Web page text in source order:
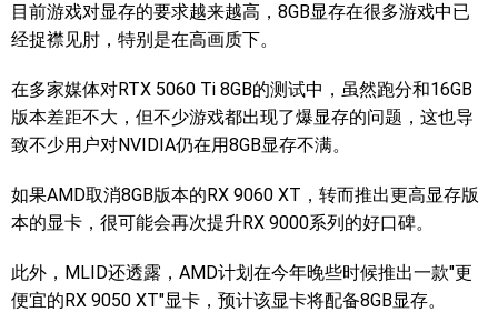
目前游戏对显存的要求越来越高，8GB显存在很多游戏中已
经捉襟见肘，特别是在高画质下。
在多家媒体对RTX 5060 Ti 8GB的测试中，虽然跑分和16GB
版本差距不大，但不少游戏都出现了爆显存的问题，这也导
致不少用户对NVIDIA仍在用8GB显存不满。
如果AMD取消8GB版本的RX 9060 XT，转而推出更高显存版
本的显卡，很可能会再次提升RX 9000系列的好口碑。
此外，MLID还透露，AMD计划在今年晚些时候推出一款"更
便宜的RX 9050 XT"显卡，预计该显卡将配备8GB显存。